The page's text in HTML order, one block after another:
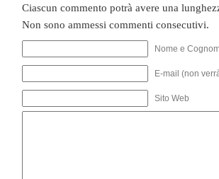
Ciascun commento potrà avere una
Non sono ammessi commenti consecutivi.
Nome e
E-mail (non
Sito Web